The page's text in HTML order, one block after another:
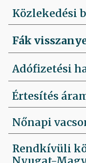
Közlekedési
Fák
Adófizetési
Értesítés
Nőnapi
Rendkívüli